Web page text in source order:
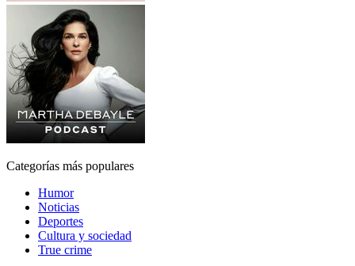
Categorías más populares
Humor
Noticias
Deportes
Cultura y sociedad
True crime